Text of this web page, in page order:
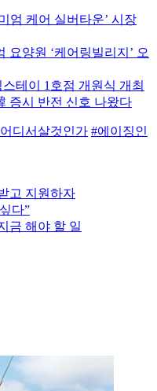
엄 케어 실버타운’ 시장
요양원 ‘케어링빌리지’ 오
테이 1호점 개원식 개최
증시 반전 신호 나왔다
디서살것인가 #에이징인
고 지원하자
다”
금 해야 할 일